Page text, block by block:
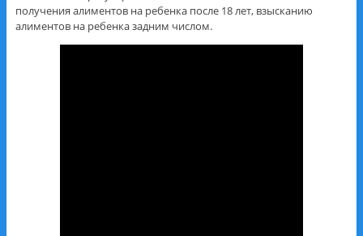
получения алиментов на ребенка после 18 лет, взысканию
алиментов на ребенка задним числом.